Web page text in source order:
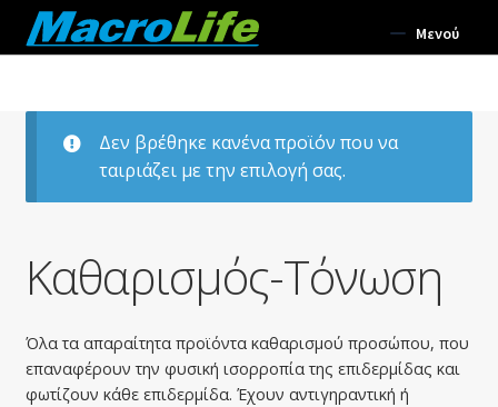
Απευθείας
μετάβαση
πλοήγηση
Μετάβαση
σε
Μενού
Σωματική Ευεξία
Αρωματοθεραπεία
Σώμα
υπό-
μενού
υπό-
μενού
Ενυδάτωση-Αντιγήρανση
Καθαρισμός-Τόνωση
Όλα τα απαραίτητα προϊόντα καθαρισμού προσώπου, που
επαναφέρουν την φυσική ισορροπία της επιδερμίδας και
φωτίζουν κάθε επιδερμίδα. Έχουν αντιγηραντική ή
Δεν βρέθηκε κανένα προϊόν που να
ταιριάζει με την επιλογή σας.